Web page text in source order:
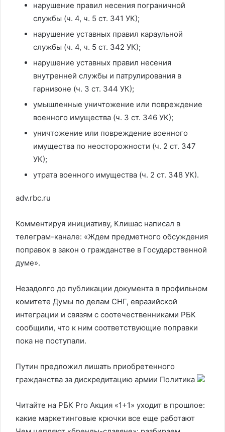
нарушение правил несения пограничной
службы (ч. 4, ч. 5 ст. 341 УК);
нарушение уставных правил караульной
службы (ч. 4, ч. 5 ст. 342 УК);
нарушение уставных правил несения
внутренней службы и патрулирования в
гарнизоне (ч. 3 ст. 344 УК);
умышленные уничтожение или повреждение
военного имущества (ч. 3 ст. 346 УК);
уничтожение или повреждение военного
имущества по неосторожности (ч. 2 ст. 347
УК);
утрата военного имущества (ч. 2 ст. 348 УК).
adv.rbc.ru
Комментируя инициативу, Клишас написал в
телеграм-канале: «Ждем предметного обсуждения
поправок в закон о гражданстве в Государственной
думе».
Незадолго до публикации документа в профильном
комитете Думы по делам СНГ, евразийской
интеграции и связям с соотечественниками РБК
сообщили, что к ним соответствующие поправки
пока не поступали.
Путин предложил лишать приобретенного
гражданства за дискредитацию армии Политика
Читайте на РБК Pro Акция «1+1» уходит в прошлое:
какие маркетинговые крючки все еще работают